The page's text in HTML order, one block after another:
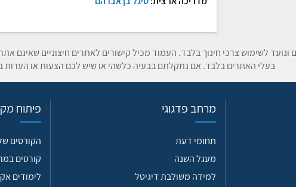
ונועד לשימוש צרכי חינוך בלבד. העמוד מכיל קישורים לאתרים חיצוניים שאינם
בעלי האתרים בלבד. אם נתקלתם בבעיה כלשהי או שיש לכם הצעות או הערות
מרחב פדגוגי
תחומי דעת
מעגל השנה
למידה משולבת דיגיטל
פיתוח
הקורסים
קורסים
לימודים